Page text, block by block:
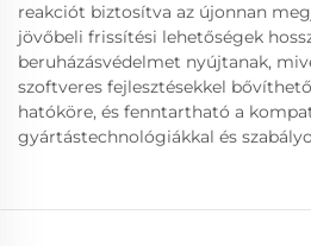
reakciót biztosítva az újonnan
jövőbeli frissítési lehetőségek
beruházásvédelmet nyújtanak,
szoftveres fejlesztésekkel
hatóköre, és fenntartható a
gyártástechnológiákkal és